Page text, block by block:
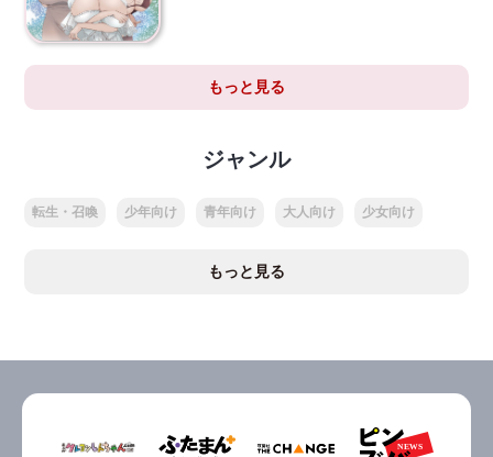
もっと見る
ジャンル
転生・召喚 少年向け 青年向け 大人向け 少女向け
もっと見る